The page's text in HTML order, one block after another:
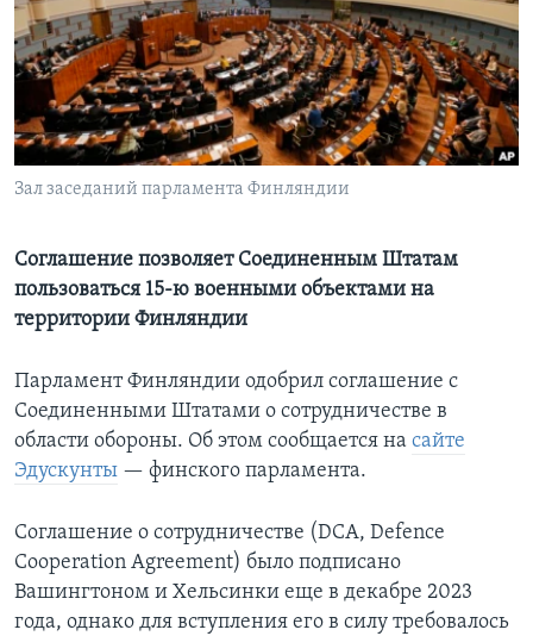
Learning English
СОЦИАЛЬНЫЕ СЕТИ
Зал заседаний парламента Финляндии
Соглашение позволяет Соединенным Штатам
пользоваться 15-ю военными объектами на
территории Финляндии
Парламент Финляндии одобрил соглашение с
Соединенными Штатами о сотрудничестве в
области обороны. Об этом сообщается на сайте
Эдускунты — финского парламента.
Соглашение о сотрудничестве (DCA, Defence
Cooperation Agreement) было подписано
Вашингтоном и Хельсинки еще в декабре 2023
года, однако для вступления его в силу требовалось